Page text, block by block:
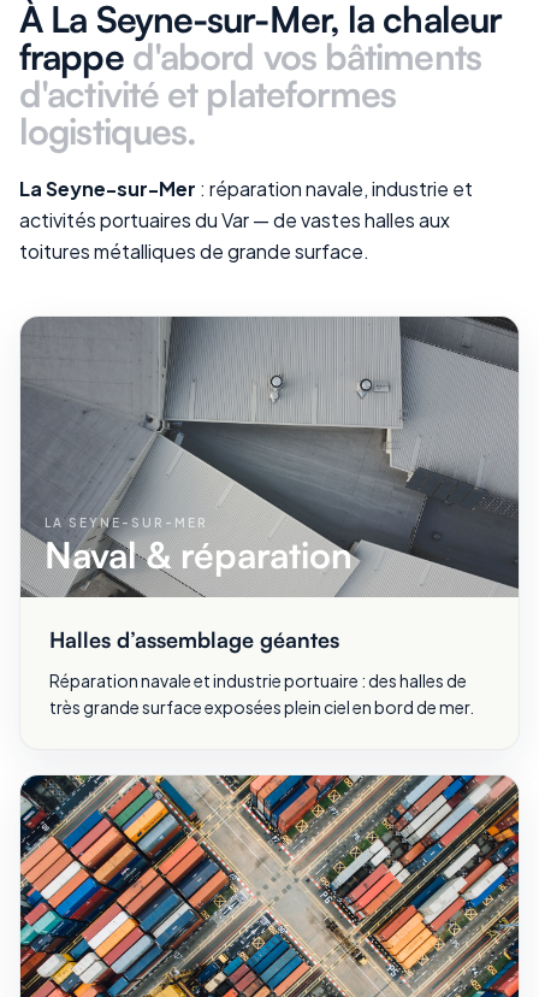
À La Seyne-sur-Mer, la chaleur
frapped'abord vos bâtiments
d'activité et plateformes
logistiques.
La Seyne-sur-Mer : réparation navale, industrie et
activités portuaires du Var — de vastes halles aux
toitures métalliques de grande surface.
LA SEYNE-SUR-MER
Naval & réparation
Halles d’assemblage géantes
Réparation navale et industrie portuaire : des halles de
très grande surface exposées plein ciel en bord de mer.